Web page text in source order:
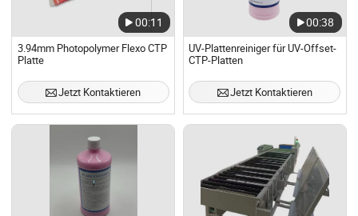
00:11
3.94mm Photopolymer Flexo CTP
Platte
Jetzt Kontaktieren
00:38
UV-Plattenreiniger für UV-Offset-
CTP-Platten
Jetzt Kontaktieren